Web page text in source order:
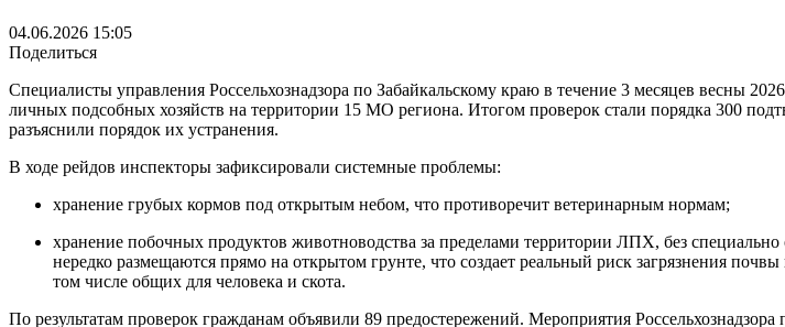
04.06.2026 15:05
Поделиться
Специалисты управления Россельхознадзора по Забайкальскому краю в течение 3 месяцев весны
личных подсобных хозяйств на территории 15 МО региона. Итогом проверок стали порядка 300
разъяснили порядок их устранения.
В ходе рейдов инспекторы зафиксировали системные проблемы:
хранение грубых кормов под открытым небом, что противоречит ветеринарным нормам;
хранение побочных продуктов животноводства за пределами территории ЛПХ, без
нередко размещаются прямо на открытом грунте, что создает реальный риск загрязнения
том числе общих для человека и скота.
По результатам проверок гражданам объявили 89 предостережений. Мероприятия